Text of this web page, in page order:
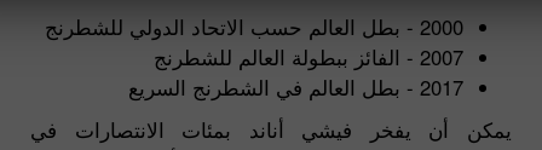
2000 - بطل العالم حسب الاتحاد الدولي للشطرنج
2007 - الفائز ببطولة العالم للشطرنج
2017 - بطل العالم في الشطرنج السريع
يمكن أن يفخر فيشي أناند بمئات الانتصارات في